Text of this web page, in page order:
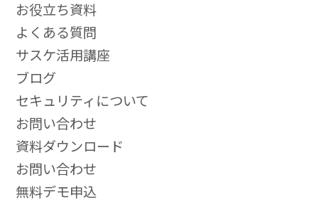
お役立ち資料
よくある質問
サスケ活用講座
ブログ
セキュリティについて
お問い合わせ
資料ダウンロード
お問い合わせ
無料デモ申込